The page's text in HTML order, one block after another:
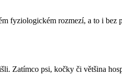
fyziologickém rozmezí, a to i bez
Zatímco psi, kočky či většina